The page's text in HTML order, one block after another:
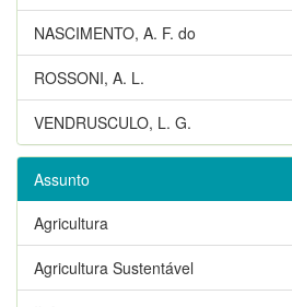
NASCIMENTO, A. F. do
ROSSONI, A. L.
VENDRUSCULO, L. G.
Assunto
Agricultura
Agricultura Sustentável